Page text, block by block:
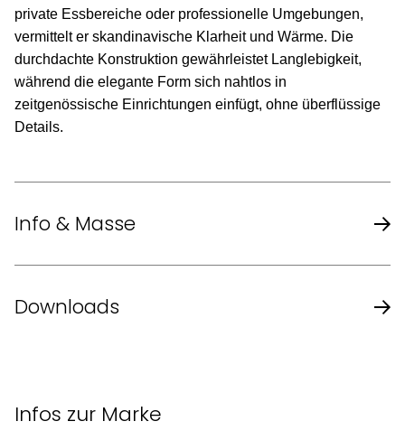
private Essbereiche oder professionelle Umgebungen,
vermittelt er skandinavische Klarheit und Wärme. Die
durchdachte Konstruktion gewährleistet Langlebigkeit,
während die elegante Form sich nahtlos in
zeitgenössische Einrichtungen einfügt, ohne überflüssige
Details.
Info & Masse
Downloads
Infos zur Marke